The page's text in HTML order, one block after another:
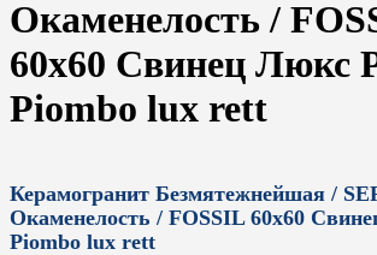
Окаменелость /
60x60 Свинец Люкс
Piombo lux rett
Керамогранит Безмятежнейшая /
Окаменелость / FOSSIL 60x60
Piombo lux rett